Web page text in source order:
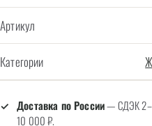
Артикул
Категории
Доставка по России— СДЭК
10 000 ₽.